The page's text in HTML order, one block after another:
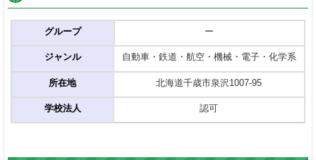
グループ
ジャンル
所在地
学校法人
ー
自動車・鉄道・航空・機械・電子・化学系
北海道千歳市泉沢1007-95
認可